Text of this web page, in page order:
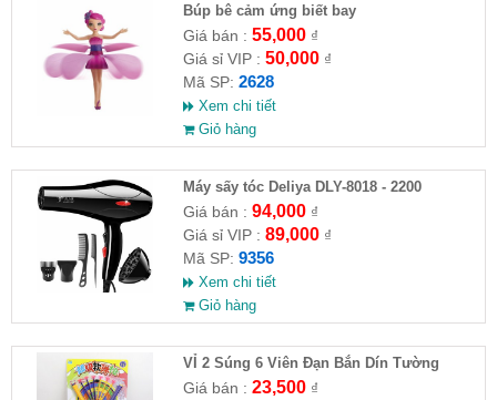
​Búp bê cảm ứng biết bay
Giá bán : 55,000₫
Giá sỉ VIP : 50,000₫
Mã SP: 2628
Xem chi tiết
Giỏ hàng
Máy sấy tóc Deliya DLY-8018 - 2200
Giá bán : 94,000₫
Giá sỉ VIP : 89,000₫
Mã SP: 9356
Xem chi tiết
Giỏ hàng
VỈ 2 Súng 6 Viên Đạn Bắn Dín Tường
Giá bán : 23,500₫